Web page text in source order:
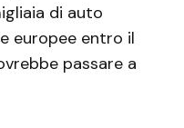
di auto
europee entro il
passare a